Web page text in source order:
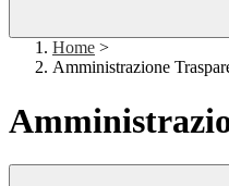
Home >
Amministrazione